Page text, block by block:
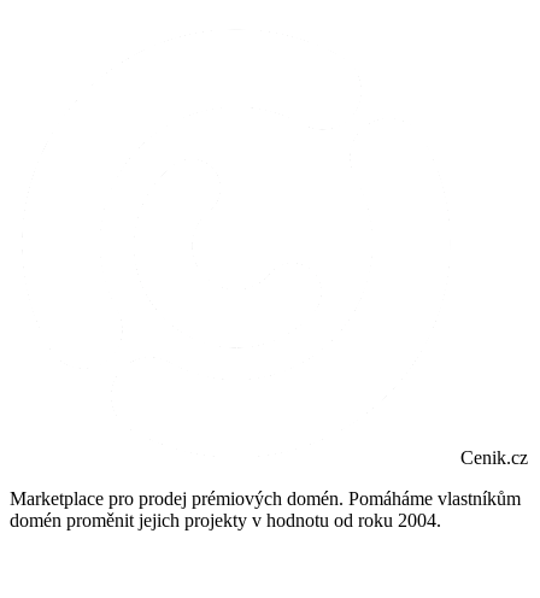
Cenik.cz
Marketplace pro prodej prémiových domén. Pomáháme vlastníkům
domén proměnit jejich projekty v hodnotu od roku 2004.